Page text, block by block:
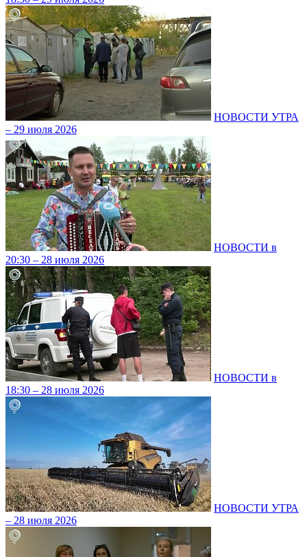
НОВОСТИ УТРА
– 29 июля 2026
НОВОСТИ в
20:30 – 28 июля 2026
НОВОСТИ в
18:30 – 28 июля 2026
НОВОСТИ УТРА
– 28 июля 2026